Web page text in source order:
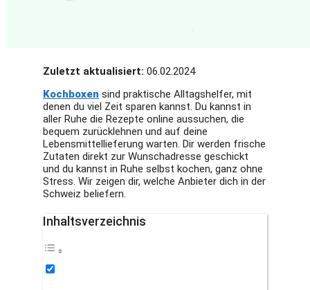
Zuletzt aktualisiert: 06.02.2024
Kochboxen sind praktische Alltagshelfer, mit
denen du viel Zeit sparen kannst. Du kannst in
aller Ruhe die Rezepte online aussuchen, die
bequem zurücklehnen und auf deine
Lebensmittellieferung warten. Dir werden frische
Zutaten direkt zur Wunschadresse geschickt
und du kannst in Ruhe selbst kochen, ganz ohne
Stress. Wir zeigen dir, welche Anbieter dich in der
Schweiz beliefern.
Inhaltsverzeichnis